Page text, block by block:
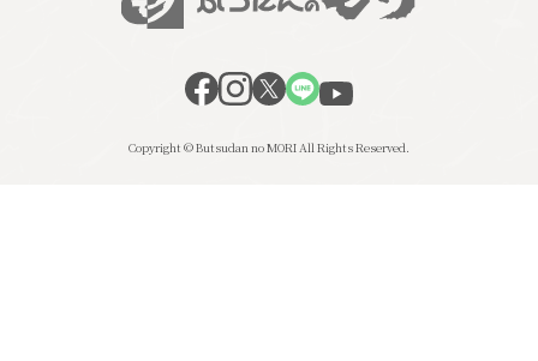
Copyright © Butsudan no MORI All Rights Reserved.